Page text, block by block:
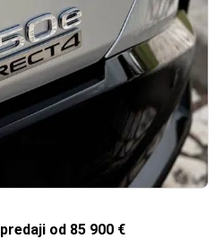
od 85 900 €